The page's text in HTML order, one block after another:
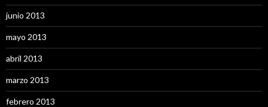
junio 2013
mayo 2013
abril 2013
marzo 2013
febrero 2013